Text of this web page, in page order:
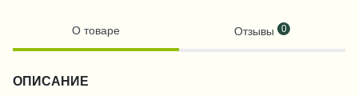
О товаре Отзывы 0
ОПИСАНИЕ